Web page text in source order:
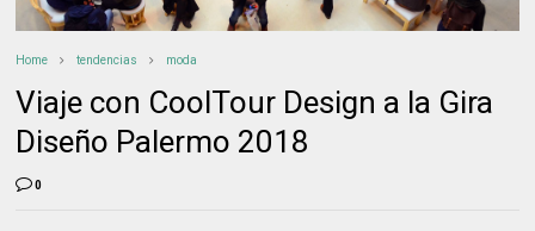
Home tendencias moda
Viaje con CoolTour Design a la Gira
Diseño Palermo 2018
0